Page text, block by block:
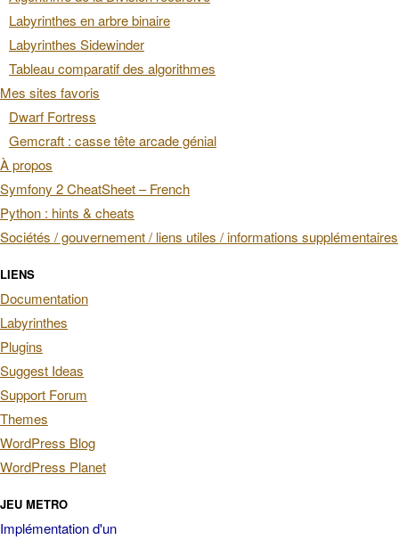
Labyrinthes en arbre binaire
Labyrinthes Sidewinder
Tableau comparatif des algorithmes
Mes sites favoris
Dwarf Fortress
Gemcraft : casse tête arcade génial
À propos
Symfony 2 CheatSheet – French
Python : hints & cheats
Sociétés / gouvernement / liens utiles / informations supplémentaires
LIENS
Documentation
Labyrinthes
Plugins
Suggest Ideas
Support Forum
Themes
WordPress Blog
WordPress Planet
JEU METRO
Implémentation d'un